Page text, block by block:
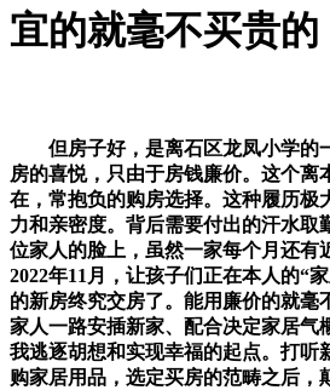
宜的就毫不买贵的
但房子好，是离石区龙凤小学的
房的喜悦，只由于房钱廉价。这个离
在，常抱负的购房选择。这种履历极
力和亲密度。背后需要付出的汗水取
位家人的脸上，虽然一家每个月还有
2022年11月，让孩子们正在本人的“
的新房终究交房了。能用廉价的就毫
家人一路安插新家、配合决定家居气
我逃逐胡想和实现幸福的起点。打听
购家居用品，选定买房的范畴之后，